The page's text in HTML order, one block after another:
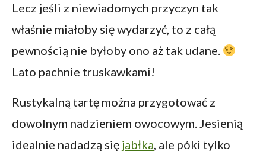
Lecz jeśli z niewiadomych przyczyn tak
właśnie miałoby się wydarzyć, to z całą
pewnością nie byłoby ono aż tak udane.
Lato pachnie truskawkami!
Rustykalną tartę można przygotować z
dowolnym nadzieniem owocowym. Jesienią
idealnie nadadzą się jabłka, ale póki tylko